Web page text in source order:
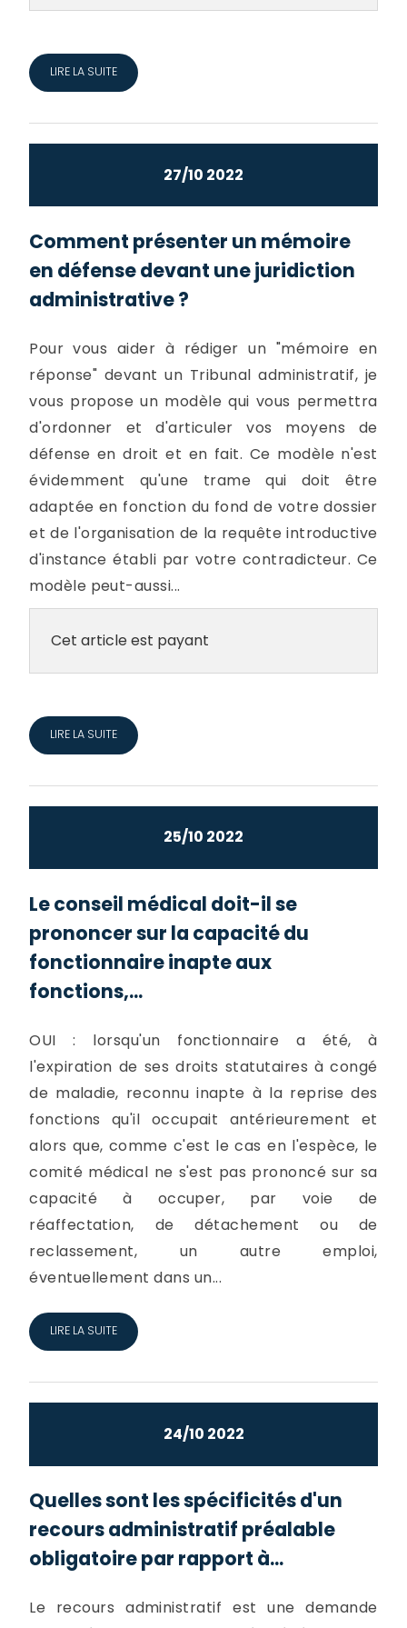
LIRE LA SUITE
27/10 2022
Comment présenter un mémoire
en défense devant une juridiction
administrative ?
Pour vous aider à rédiger un "mémoire en
réponse" devant un Tribunal administratif, je
vous propose un modèle qui vous permettra
d'ordonner et d'articuler vos moyens de
défense en droit et en fait. Ce modèle n'est
évidemment qu'une trame qui doit être
adaptée en fonction du fond de votre dossier
et de l'organisation de la requête introductive
d'instance établi par votre contradicteur. Ce
modèle peut-aussi...
Cet article est payant
LIRE LA SUITE
25/10 2022
Le conseil médical doit-il se
prononcer sur la capacité du
fonctionnaire inapte aux
fonctions,...
OUI : lorsqu'un fonctionnaire a été, à
l'expiration de ses droits statutaires à congé
de maladie, reconnu inapte à la reprise des
fonctions qu'il occupait antérieurement et
alors que, comme c'est le cas en l'espèce, le
comité médical ne s'est pas prononcé sur sa
capacité à occuper, par voie de
réaffectation, de détachement ou de
reclassement, un autre emploi,
éventuellement dans un...
LIRE LA SUITE
24/10 2022
Quelles sont les spécificités d'un
recours administratif préalable
obligatoire par rapport à...
Le recours administratif est une demande